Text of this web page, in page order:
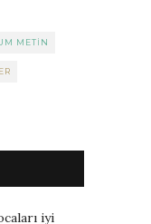
METIN
iyi